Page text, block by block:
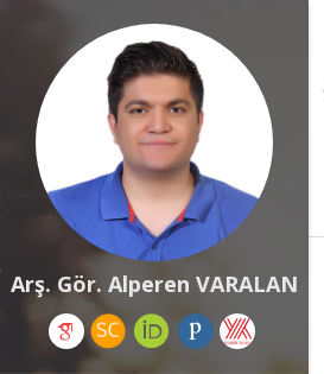
Arş. Gör. Alperen VARALAN